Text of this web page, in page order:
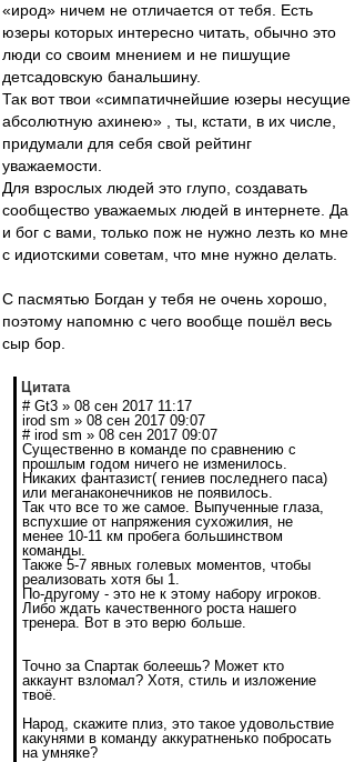
«ирод» ничем не отличается от тебя. Есть
юзеры которых интересно читать, обычно это
люди со своим мнением и не пишущие
детсадовскую банальшину.
Так вот твои «симпатичнейшие юзеры несущие
абсолютную ахинею» , ты, кстати, в их числе,
придумали для себя свой рейтинг
уважаемости.
Для взрослых людей это глупо, создавать
сообщество уважаемых людей в интернете. Да
и бог с вами, только пож не нужно лезть ко мне
с идиотскими советам, что мне нужно делать.
С пасмятью Богдан у тебя не очень хорошо,
поэтому напомню с чего вообще пошёл весь
сыр бор.
Цитата
# Gt3 » 08 сен 2017 11:17
irod sm » 08 сен 2017 09:07
# irod sm » 08 сен 2017 09:07
Существенно в команде по сравнению с
прошлым годом ничего не изменилось.
Никаких фантазист( гениев последнего паса)
или меганаконечников не появилось.
Так что все то же самое. Выпученные глаза,
вспухшие от напряжения сухожилия, не
менее 10-11 км пробега большинством
команды.
Также 5-7 явных голевых моментов, чтобы
реализовать хотя бы 1.
По-другому - это не к этому набору игроков.
Либо ждать качественного роста нашего
тренера. Вот в это верю больше.
Точно за Спартак болеешь? Может кто
аккаунт взломал? Хотя, стиль и изложение
твоё.
Народ, скажите плиз, это такое удовольствие
какунями в команду аккуратненько побросать
на умняке?